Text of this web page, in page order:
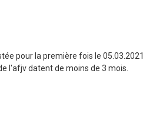
pour la première fois le 05.03.2021
l'afjv datent de moins de 3 mois.